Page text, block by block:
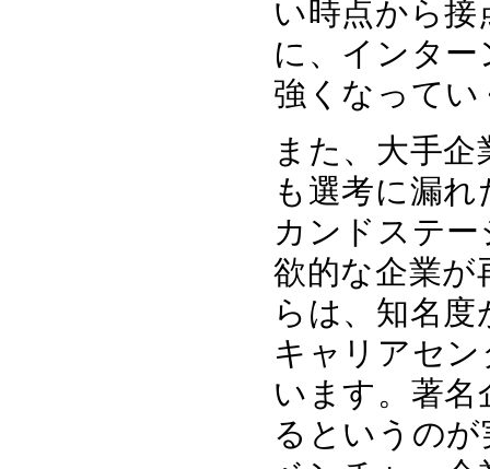
い時点から
に、インタ
強くなって
また、大手
も選考に漏
カンドステ
欲的な企業が
らは、知名
キャリアセ
います。著
るというの